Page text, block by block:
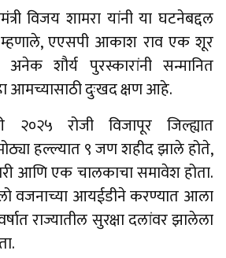
विजय शामरा यांनी या घटनेबद्दल
एएसपी आकाश राव एक शूर
शौर्य पुरस्कारांनी सन्मानित
आमच्यासाठी दुःखद क्षण आहे.
२०२५ रोजी विजापूर जिल्ह्यात
हल्ल्यात ९ जण शहीद झाले होते,
आणि एक चालकाचा समावेश होता.
वजनाच्या आयईडीने करण्यात आला
राज्यातील सुरक्षा दलांवर झालेला